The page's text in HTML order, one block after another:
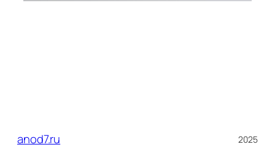
anod7.ru 2025